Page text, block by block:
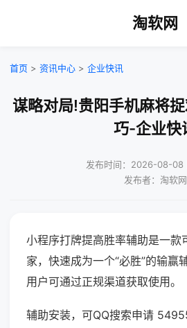
淘软网
首页 > 资讯中心 > 企业快讯
谋略对局!贵阳手机麻将
巧-企业快
发布时间：2026-08-08
发布者：淘软网
小程序打牌提高胜率辅助是一款
家，快速成为一个“必胜”的输赢
用户可通过正规渠道获取使用。
辅助安装，可QQ搜索申请